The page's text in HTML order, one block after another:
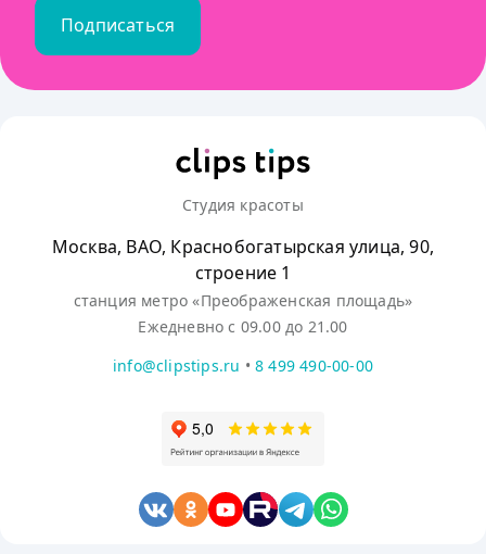
Подписаться
Студия красоты
Москва, ВАО, Краснобогатырская улица, 90,
строение 1
станция метро «Преображенская площадь»
Ежедневно с 09.00 до 21.00
info@clipstips.ru • 8 499 490-00-00